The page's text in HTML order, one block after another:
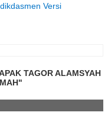
Versi
TAGOR ALAMSYAH